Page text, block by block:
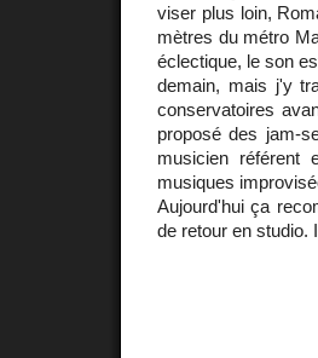
viser plus loin,
mètres du métro
éclectique, le son
demain, mais j'y
conservatoires
proposé des jam-
musicien référent
musiques
Aujourd'hui ça
de retour en studio.